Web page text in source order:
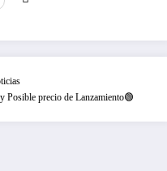
Posible precio de Lanzamiento🟢